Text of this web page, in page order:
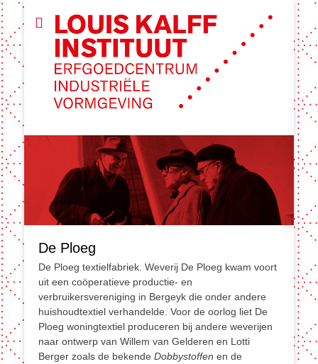
De Ploeg
De Ploeg textielfabriek. Weverij De Ploeg kwam voort
uit een coöperatieve productie- en
verbruikersvereniging in Bergeyk die onder andere
huishoudtextiel verhandelde. Voor de oorlog liet De
Ploeg woningtextiel produceren bij andere weverijen
naar ontwerp van Willem van Gelderen en Lotti
Berger zoals de bekende Dobbystoffen en de